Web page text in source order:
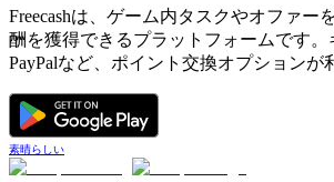
Freecashは、ゲーム内タスクやオファー
酬を獲得できるプラットフォームです。
PayPalなど、ポイント交換オプションが
素晴らしい